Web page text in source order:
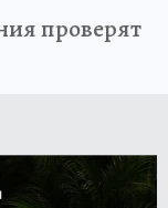
проверят